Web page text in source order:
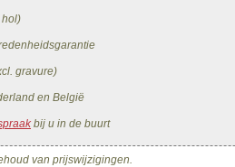
hol)
gravure)
en België
bij u in de buurt
van prijswijzigingen.